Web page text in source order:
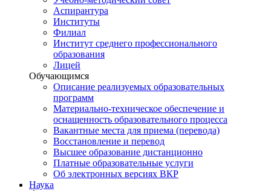
Аспирантура
Институты
Филиал
Институт среднего профессионального
образования
Лицей
Обучающимся
Описание реализуемых образовательных
программ
Материально-техническое обеспечение и
оснащенность образовательного процесса
Вакантные места для приема (перевода)
Восстановление и перевод
Высшее образование дистанционно
Платные образовательные услуги
Об электронных версиях ВКР
Наука